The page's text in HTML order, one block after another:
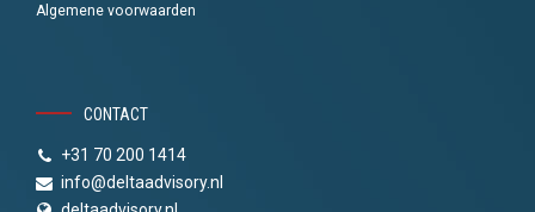
Algemene voorwaarden
CONTACT
+31 70 200 1414
info@deltaadvisory.nl